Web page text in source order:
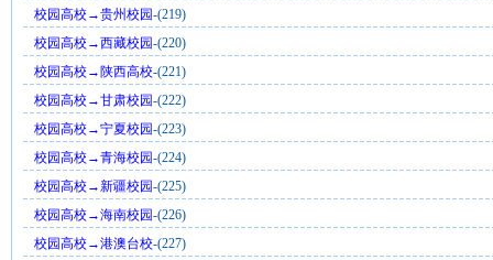
校园高校→贵州校园-(219)
校园高校→西藏校园-(220)
校园高校→陕西高校-(221)
校园高校→甘肃校园-(222)
校园高校→宁夏校园-(223)
校园高校→青海校园-(224)
校园高校→新疆校园-(225)
校园高校→海南校园-(226)
校园高校→港澳台校-(227)